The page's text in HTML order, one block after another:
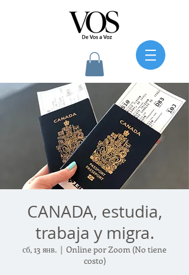
CANADA, estudia,
trabaja y migra.
сб, 13 янв.
  |
Online por Zoom (No tiene
costo)